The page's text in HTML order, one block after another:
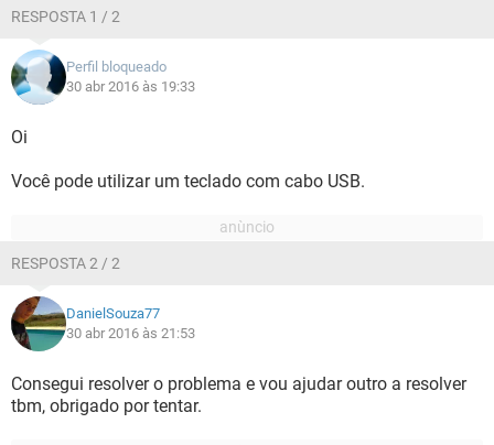
RESPOSTA 1 / 2
Perfil bloqueado
30 abr 2016 às 19:33
Oi
Você pode utilizar um teclado com cabo USB.
RESPOSTA 2 / 2
DanielSouza77
30 abr 2016 às 21:53
Consegui resolver o problema e vou ajudar outro a resolver
tbm, obrigado por tentar.